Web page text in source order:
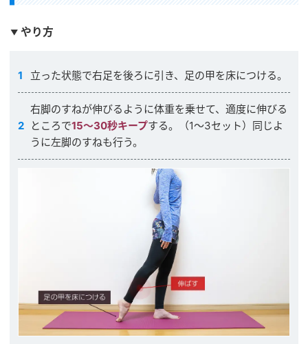
やり方
立った状態で右足を後ろに引き、足の甲を床につける。
右脚のすねが伸びるように体重を乗せて、適度に伸びる
ところで15〜30秒キープする。（1〜3セット）同じよ
うに左脚のすねも行う。